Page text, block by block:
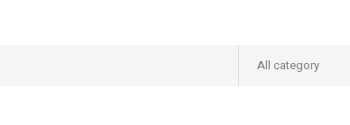
All category